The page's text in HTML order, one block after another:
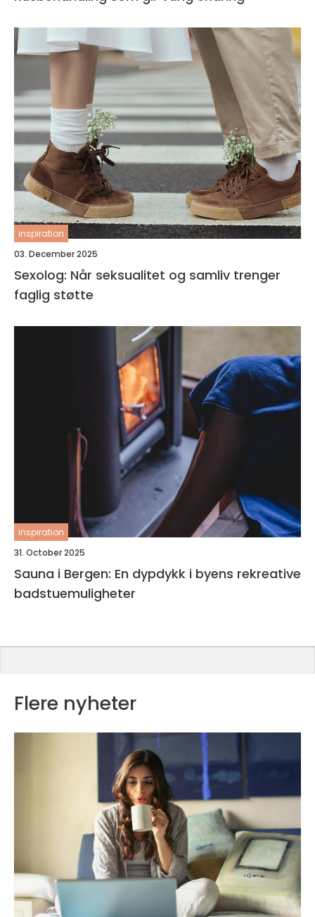
inspiration
03. December 2025
Sexolog: Når seksualitet og samliv trenger
faglig støtte
inspiration
31. October 2025
Sauna i Bergen: En dypdykk i byens rekreative
badstuemuligheter
Flere nyheter